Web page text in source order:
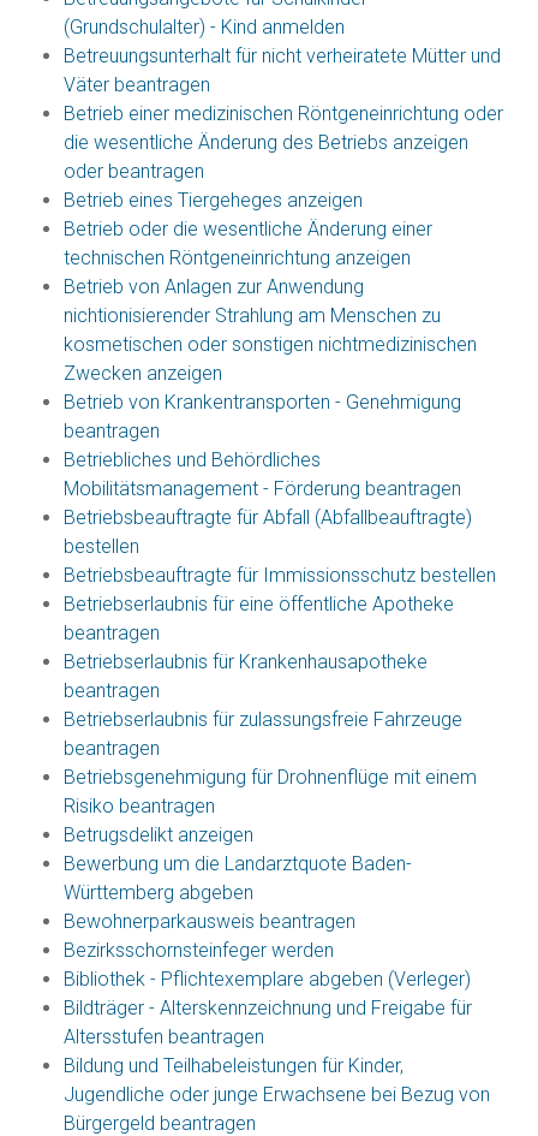
(Grundschulalter) - Kind anmelden
Betreuungsunterhalt für nicht verheiratete Mütter und
Väter beantragen
Betrieb einer medizinischen Röntgeneinrichtung oder
die wesentliche Änderung des Betriebs anzeigen
oder beantragen
Betrieb eines Tiergeheges anzeigen
Betrieb oder die wesentliche Änderung einer
technischen Röntgeneinrichtung anzeigen
Betrieb von Anlagen zur Anwendung
nichtionisierender Strahlung am Menschen zu
kosmetischen oder sonstigen nichtmedizinischen
Zwecken anzeigen
Betrieb von Krankentransporten - Genehmigung
beantragen
Betriebliches und Behördliches
Mobilitätsmanagement - Förderung beantragen
Betriebsbeauftragte für Abfall (Abfallbeauftragte)
bestellen
Betriebsbeauftragte für Immissionsschutz bestellen
Betriebserlaubnis für eine öffentliche Apotheke
beantragen
Betriebserlaubnis für Krankenhausapotheke
beantragen
Betriebserlaubnis für zulassungsfreie Fahrzeuge
beantragen
Betriebsgenehmigung für Drohnenflüge mit einem
Risiko beantragen
Betrugsdelikt anzeigen
Bewerbung um die Landarztquote Baden-
Württemberg abgeben
Bewohnerparkausweis beantragen
Bezirksschornsteinfeger werden
Bibliothek - Pflichtexemplare abgeben (Verleger)
Bildträger - Alterskennzeichnung und Freigabe für
Altersstufen beantragen
Bildung und Teilhabeleistungen für Kinder,
Jugendliche oder junge Erwachsene bei Bezug von
Bürgergeld beantragen